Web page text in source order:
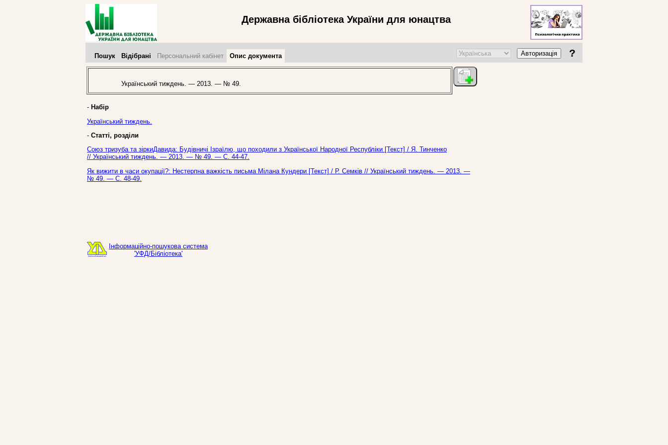
Державна бібліотека України для юнацтва
Пошук Відібрані Персональний кабінет Опис документа Авторизація ?
Український тиждень. — 2013. — № 49.
- Набір
Український тиждень.
- Статті, розділи
Союз тризуба та зіркиДавида: Будівничі Ізраїлю, що походили з Української Народної Республіки [Текст] / Я. Тинченко
// Український тиждень. — 2013. — № 49. — С. 44-47.
Як вижити в часи окупації?: Нестерпна важкість письма Мілана Кундери [Текст] / Р. Семків // Український тиждень. — 2013. —
№ 49. — С. 48-49.
Інформаційно-пошукова система
'УФД/Бібліотека'